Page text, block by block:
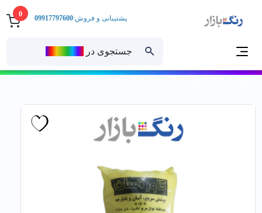
0
جستجوی در
پشتیبانی و فروش:09917797600